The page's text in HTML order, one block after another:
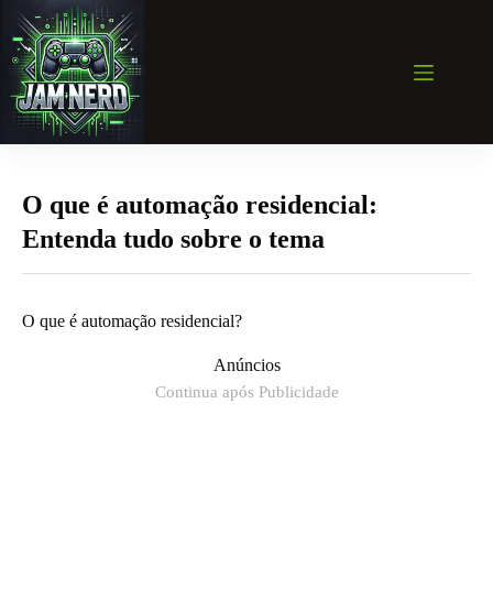
para
conteúdo
O que é automação residencial:
Entenda tudo sobre o tema
O que é automação residencial?
Anúncios
Continua após Publicidade